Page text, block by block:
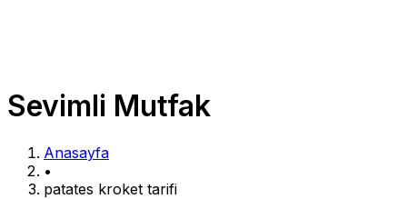
Sevimli Mutfak
Anasayfa
•
patates kroket tarifi